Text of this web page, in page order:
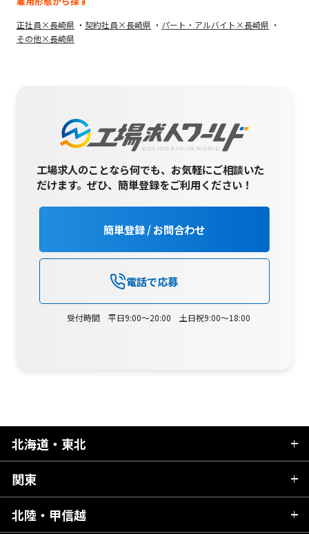
正社員×長崎県 契約社員×長崎県
パート・アルバイト×長崎県
その他×長崎県
工場求人のことなら何でも、お気軽にご相談いた
だけます。ぜひ、簡単登録をご利用ください！
簡単登録 / お問合わせ
電話で応募
受付時間 平日9:00～20:00 土日祝9:00～18:00
北海道・東北
北海道
青森県
関東
茨城県
北陸・甲信越